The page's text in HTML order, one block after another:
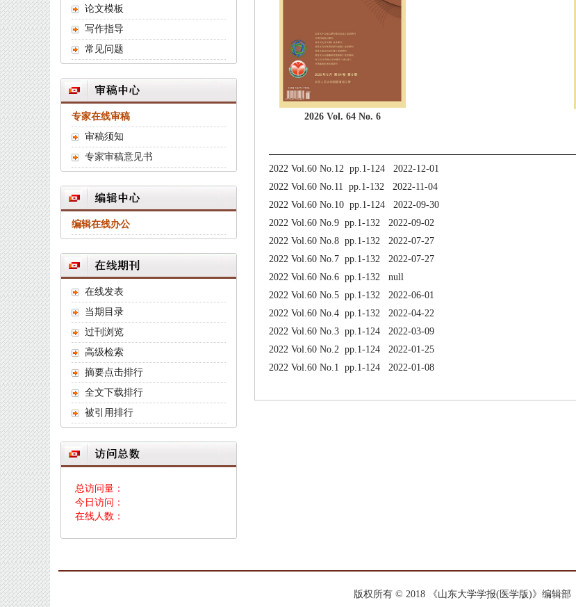
论文模板
写作指导
常见问题
专家在线审稿
审稿须知
专家审稿意见书
编辑在线办公
在线发表
当期目录
过刊浏览
高级检索
摘要点击排行
全文下载排行
被引用排行
总访问量：
今日访问：
在线人数：
2026 Vol. 64 No. 6
2022 Vol.60 No.12 pp.1-124 2022-12-01
2022 Vol.60 No.11 pp.1-132 2022-11-04
2022 Vol.60 No.10 pp.1-124 2022-09-30
2022 Vol.60 No.9 pp.1-132 2022-09-02
2022 Vol.60 No.8 pp.1-132 2022-07-27
2022 Vol.60 No.7 pp.1-132 2022-07-27
2022 Vol.60 No.6 pp.1-132 null
2022 Vol.60 No.5 pp.1-132 2022-06-01
2022 Vol.60 No.4 pp.1-132 2022-04-22
2022 Vol.60 No.3 pp.1-124 2022-03-09
2022 Vol.60 No.2 pp.1-124 2022-01-25
2022 Vol.60 No.1 pp.1-124 2022-01-08
版权所有 © 2018 《山东大学学报(医学版)》编辑部